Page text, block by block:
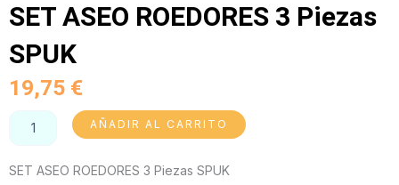
SET ASEO ROEDORES 3 Piezas
SPUK
19,75 €
ASEO
3
AÑADIR AL CARRITO
SET ASEO ROEDORES 3 Piezas SPUK